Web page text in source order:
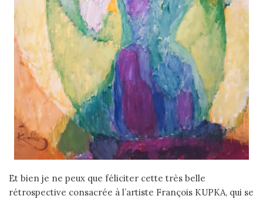
Et bien je ne peux que féliciter cette très belle
rétrospective consacrée à l’artiste François KUPKA, qui se